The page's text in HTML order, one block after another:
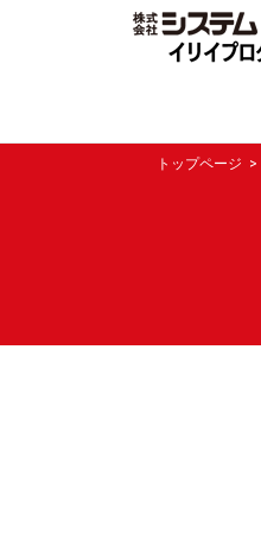
トップページ